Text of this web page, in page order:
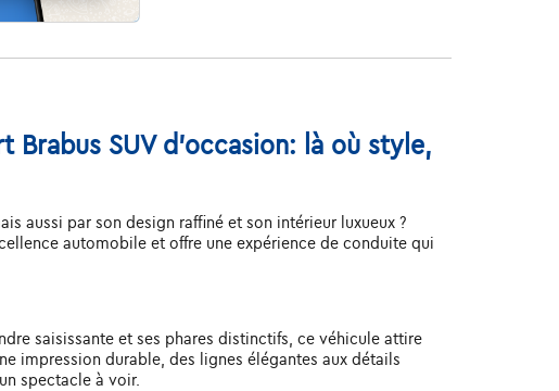
Brabus SUV d'occasion: là où style,
aussi par son design raffiné et son intérieur luxueux ?
automobile et offre une expérience de conduite qui
saisissante et ses phares distinctifs, ce véhicule attire
impression durable, des lignes élégantes aux détails
spectacle à voir.